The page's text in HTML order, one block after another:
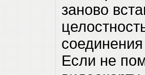
заново
Если не